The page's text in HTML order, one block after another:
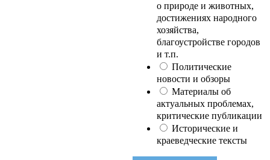
о природе и животных,
достижениях народного
хозяйства,
благоустройстве городов
и т.п.
Политические
новости и обзоры
Материалы об
актуальных проблемах,
критические публикации
Исторические и
краеведческие тексты